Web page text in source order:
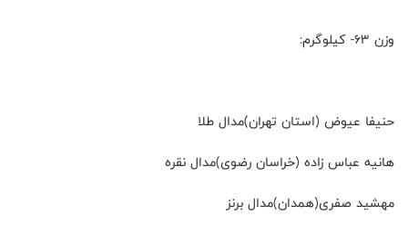
وزن ۶۳- کیلوگرم:
حنیفا عیوض (استان تهران)مدال طلا
هانیه عباس زاده (خراسان رضوی)مدال نقره
مهشید صفری(همدان)مدال برنز